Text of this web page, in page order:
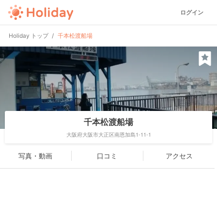
ログイン
Holiday トップ 千本松渡船場
千本松渡船場
大阪府大阪市大正区南恩加島1-11-1
写真・動画 口コミ アクセス